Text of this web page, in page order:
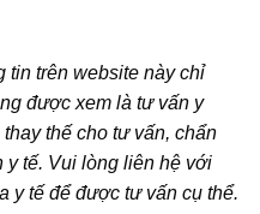
tin trên website này chỉ
được xem là tư vấn y
thế cho tư vấn, chẩn
y tế. Vui lòng liên hệ với
y tế để được tư vấn cụ thể.